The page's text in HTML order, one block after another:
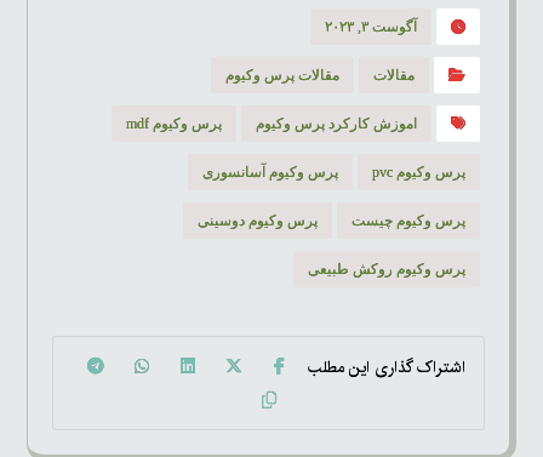
آگوست ۳, ۲۰۲۳
مقالات مقالات پرس وکیوم
اموزش کارکرد پرس وکیوم پرس وکیوم mdf
پرس وکیوم pvc پرس وکیوم آسانسوری
پرس وکیوم چیست پرس وکیوم دوسینی
پرس وکیوم روکش طبیعی